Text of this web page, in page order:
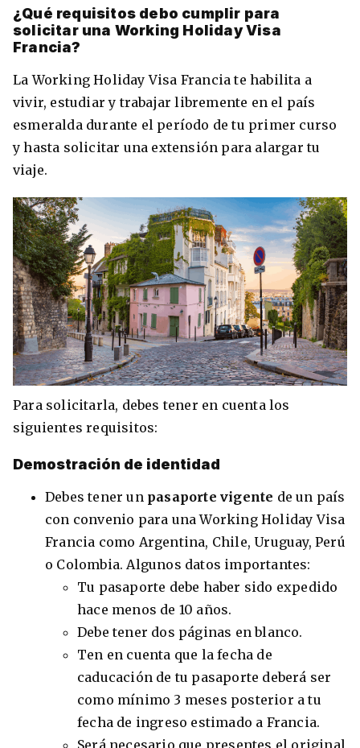
+30 Summer English for Professionals en
Melbourne
¿Qué requisitos debo cumplir para
solicitar una Working Holiday Visa
Francia?
La Working Holiday Visa Francia te habilita a
vivir, estudiar y trabajar libremente en el país
esmeralda durante el período de tu primer curso
y hasta solicitar una extensión para alargar tu
viaje.
Para solicitarla, debes tener en cuenta los
siguientes requisitos:
Demostración de identidad
Debes tener un pasaporte vigente de un país
con convenio para una Working Holiday Visa
Francia como Argentina, Chile, Uruguay, Perú
o Colombia. Algunos datos importantes:
Tu pasaporte debe haber sido expedido
hace menos de 10 años.
Debe tener dos páginas en blanco.
Ten en cuenta que la fecha de
caducación de tu pasaporte deberá ser
como mínimo 3 meses posterior a tu
fecha de ingreso estimado a Francia.